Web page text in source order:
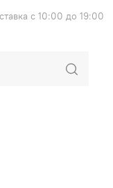
с 10:00 до 19:00